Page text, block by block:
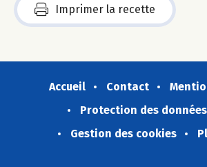
Imprimer la recette
Accueil Contact
Protection des données
Gestion des cookies